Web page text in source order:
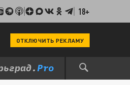
18+
ОТКЛЮЧИТЬ РЕКЛАМУ